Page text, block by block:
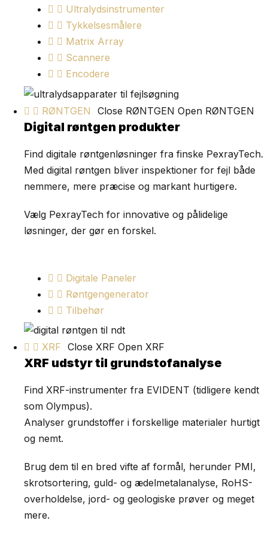
Ultralydsinstrumenter
Tykkelsesmålere
Matrix Array
Scannere
Encodere
RØNTGEN Close RØNTGEN Open RØNTGEN
Digital røntgen produkter
Find digitale røntgenløsninger fra finske PexrayTech.
Med digital røntgen bliver inspektioner for fejl både
nemmere, mere præcise og markant hurtigere.
Vælg PexrayTech for innovative og pålidelige
løsninger, der gør en forskel.
Digitale Paneler
Røntgengenerator
Tilbehør
XRF Close XRF Open XRF
XRF udstyr til grundstofanalyse
Find XRF-instrumenter fra EVIDENT (tidligere kendt
som Olympus).
Analyser grundstoffer i forskellige materialer hurtigt
og nemt.
Brug dem til en bred vifte af formål, herunder PMI,
skrotsortering, guld- og ædelmetalanalyse, RoHS-
overholdelse, jord- og geologiske prøver og meget
mere.